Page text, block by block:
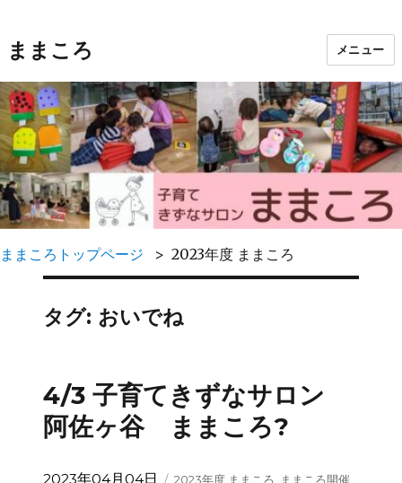
ままころ メニュー
ままころトップページ 2023年度 ままころ
タグ: おいでね
4/3 子育てきずなサロン
阿佐ヶ谷 ままころ?
投
2023年04月04日
カ
2023年度 ままころ
ままころ開催